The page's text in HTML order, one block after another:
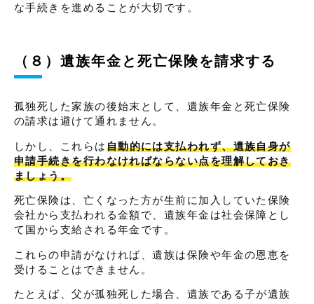
な手続きを進めることが大切です。
（８）遺族年金と死亡保険を請求する
孤独死した家族の後始末として、遺族年金と死亡保険
の請求は避けて通れません。
しかし、これらは自動的には支払われず、遺族自身が
申請手続きを行わなければならない点を理解しておき
ましょう。
死亡保険は、亡くなった方が生前に加入していた保険
会社から支払われる金額で、遺族年金は社会保障とし
て国から支給される年金です。
これらの申請がなければ、遺族は保険や年金の恩恵を
受けることはできません。
たとえば、父が孤独死した場合、遺族である子が遺族